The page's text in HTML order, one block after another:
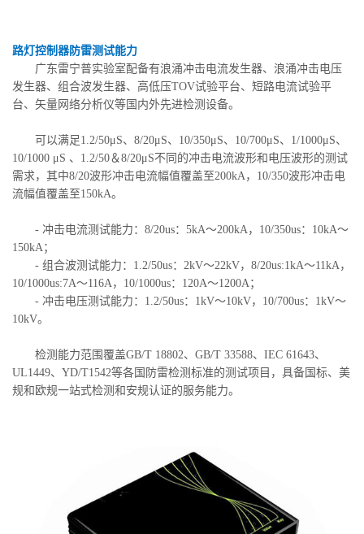
路灯控制器防雷测试能力
广东雷宁普实验室配备有浪涌冲击电流发生器、浪涌冲击电压
发生器、组合波发生器、高低压TOV试验平台、短路电流试验平
台、矢量网络分析仪等国内外先进检测设备。
可以满足1.2/50μS、8/20μS、10/350μS、10/700μS、1/1000μS、
10/1000 μS 、1.2/50＆8/20μS不同的冲击电流波形和电压波形的测试
需求，其中8/20波形冲击电流幅值覆盖至200kA，10/350波形冲击电
流幅值覆盖至150kA。
- 冲击电流测试能力：8/20us：5kA～200kA，10/350us：10kA～
150kA；
- 组合波测试能力：1.2/50us：2kV～22kV，8/20us:1kA～11kA，
10/1000us:7A～116A，10/1000us：120A～1200A；
- 冲击电压测试能力：1.2/50us：1kV～10kV，10/700us：1kV～
10kV。
检测能力范围覆盖GB/T 18802、GB/T 33588、IEC 61643、
UL1449、YD/T1542等各国防雷检测标准的测试项目，具备国标、美
规和欧规一站式检测和安规认证的服务能力。